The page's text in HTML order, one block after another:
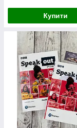
Купити